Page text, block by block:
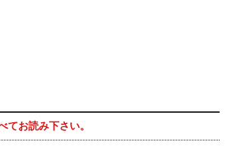
てお読み下さい。